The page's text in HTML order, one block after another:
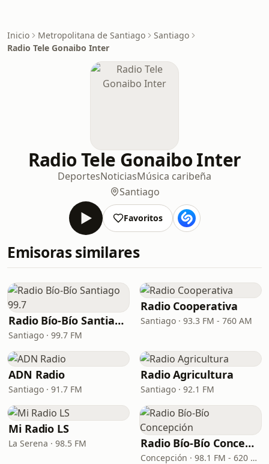
Inicio Metropolitana de Santiago
Santiago
Radio Tele Gonaibo Inter
Radio Tele Gonaibo Inter
DeportesNoticiasMúsica caribeña
Santiago
Favoritos
Emisoras similares
Radio Bío-Bío Santiago 99.7
Santiago · 99.7 FM
Radio Cooperativa
Santiago · 93.3 FM - 760 AM
ADN Radio
Santiago · 91.7 FM
Radio Agricultura
Santiago · 92.1 FM
Mi Radio LS
La Serena · 98.5 FM Radio Bío-Bío Concepción
Concepción · 98.1 FM - 620 AM